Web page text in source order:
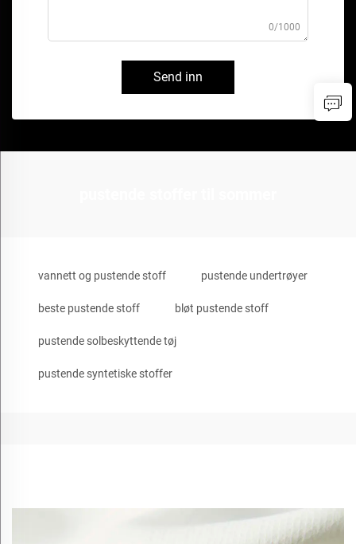
0/1000
Send inn
vannett og pustende stoff pustende undertrøyer
beste pustende stoff bløt pustende stoff
pustende solbeskyttende tøj
pustende syntetiske stoffer